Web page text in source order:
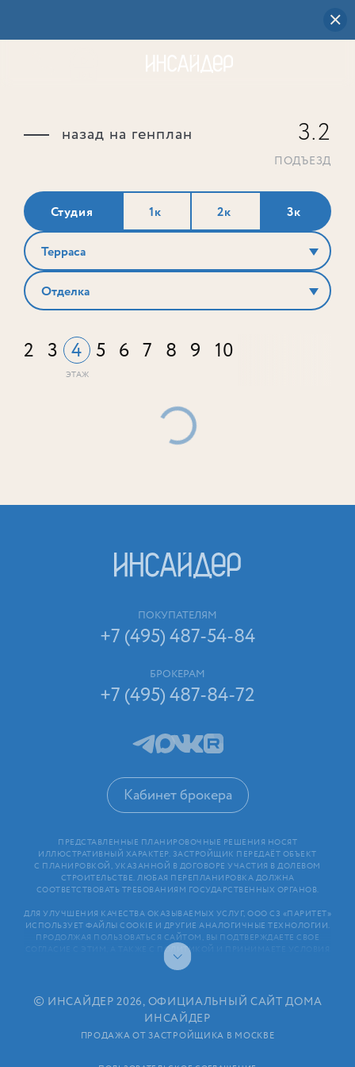
назад на генплан 3.2
ПОДЪЕЗД
Студия 1к 2к 3к
Терраса
Отделка
2 3 4 5 6 7 8 9 10
ПОКУПАТЕЛЯМ
+7 (495) 487-54-84
БРОКЕРАМ
+7 (495) 487-84-72
Кабинет брокера
ПРЕДСТАВЛЕННЫЕ ПЛАНИРОВОЧНЫЕ РЕШЕНИЯ НОСЯТ
ИЛЛЮСТРАТИВНЫЙ ХАРАКТЕР. ЗАСТРОЙЩИК ПЕРЕДАЁТ ОБЪЕКТ
С ПЛАНИРОВКОЙ, УКАЗАННОЙ В ДОГОВОРЕ УЧАСТИЯ В ДОЛЕВОМ
СТРОИТЕЛЬСТВЕ. ЛЮБАЯ ПЕРЕПЛАНИРОВКА ДОЛЖНА
СООТВЕТСТВОВАТЬ ТРЕБОВАНИЯМ ГОСУДАРСТВЕННЫХ ОРГАНОВ.
ДЛЯ УЛУЧШЕНИЯ КАЧЕСТВА ОКАЗЫВАЕМЫХ УСЛУГ, ООО СЗ «ПАРИТЕТ»
ИСПОЛЬЗУЕТ ФАЙЛЫ COOKIE И ДРУГИЕ АНАЛОГИЧНЫЕ ТЕХНОЛОГИИ.
ПРОДОЛЖАЯ ПОЛЬЗОВАТЬСЯ САЙТОМ, ВЫ ПОДТВЕРЖДАЕТЕ СВОЕ
СОГЛАСИЕ С ЭТИМ, А ТАКЖЕ С ПОЛИТИКОЙ И ПРИНИМАЕТЕ УСЛОВИЯ
ПОЛЬЗОВАТЕЛЬСКОГО СОГЛАШЕНИЯ. ЛЮБАЯ ИНФОРМАЦИЯ,
ПРЕДСТАВЛЕННАЯ НА САЙТЕ, НОСИТ ИНФОРМАЦИОННЫЙ ХАРАКТЕР
ЗАСТРОЙЩИКОМ (В ТОМ ЧИСЛЕ РАЗМЕЩЕНИЕ ПРОЕКТНЫХ
ДЕКЛАРАЦИЙ И ИНЫХ ОБЯЗАТЕЛЬНЫХ ДОКУМЕНТОВ)
В СООТВЕТСТВИИ СО СТАТЬЕЙ 3.1. ФЕДЕРАЛЬНОГО ЗАКОНА
ОТ 30.12.2004 N 214⁠-⁠ФЗ «ОБ УЧАСТИИ В ДОЛЕВОМ СТРОИТЕЛЬСТВЕ
© ИНСАЙДЕР 2026, ОФИЦИАЛЬНЫЙ САЙТ ДОМА
ИНСАЙДЕР
ПРОДАЖА ОТ ЗАСТРОЙЩИКА В МОСКВЕ